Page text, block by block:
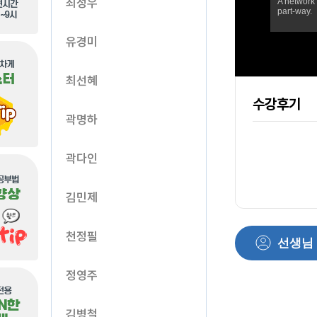
최성우
유경미
최선혜
곽명하
곽다인
김민제
천정필
정영주
김병철
수강후기
선생님